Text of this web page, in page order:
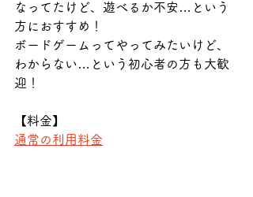
なってたけど、遊べるか不安…という
方におすすめ！
ボードゲームってやってみたいけど、
わからない…という初心者の方も大歓
迎！
【料金】
通常の利用料金